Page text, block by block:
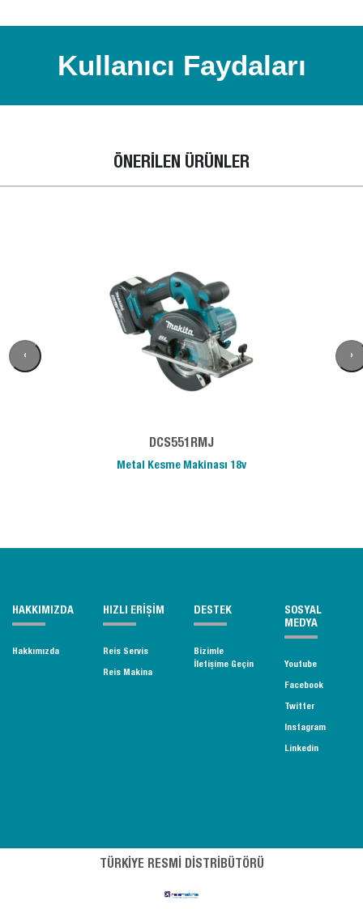
Kullanıcı Faydaları
ÖNERİLEN ÜRÜNLER
DCS551RMJ
Metal Kesme Makinası 18v
‹ ›
HAKKIMIZDA
Hakkımızda
HIZLI ERİŞİM
Reis Servis
Reis Makina
DESTEK
Bizimle
İletişime Geçin
SOSYAL
MEDYA
Youtube
Facebook
Twitter
Instagram
Linkedin
TÜRKİYE RESMİ DİSTRİBÜTÖRÜ